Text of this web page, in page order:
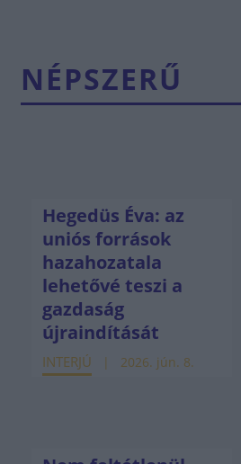
NÉPSZERŰ
Hegedüs Éva: az
uniós források
hazahozatala
lehetővé teszi a
gazdaság
újraindítását
INTERJÚ 2026. jún. 8.